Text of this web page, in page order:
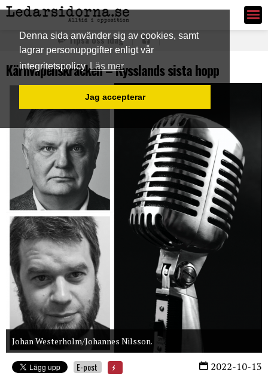
Denna sida använder sig av cookies, samt
lagrar personuppgifter enligt vår
integritetspolicyLäs mer
Jag accepterar
Ledarsidorna.se
Tipsa oss idag
Kärnvapenskräcken – Rysslands sista hopp
Johan Westerholm/Johannes Nilsson.
2022-10-13
E-post